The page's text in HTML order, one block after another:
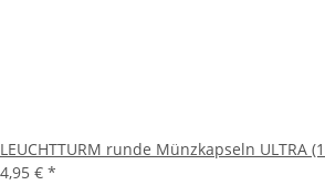
LEUCHTTURM runde Münzkapseln ULTRA
4,95 € *